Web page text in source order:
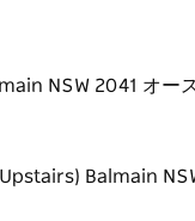
NSW 2041 オー